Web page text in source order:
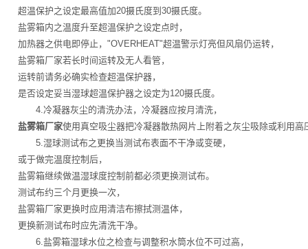
超温保护之设定最高值加20摄氏度到30摄氏度。
盐雾箱内之温度升至超温保护之设定点时，
加热器之供电即停止，"OVERHEAT"超温警示灯亮但风扇仍运转，
盐雾箱厂家若长时间运转及无人看管，
运转前请务必确实检查超温保护器，
是否设定妥当湿球超温保护器之设定为120摄氏度。
4.冷凝器灰尘的清洗办法，冷凝器应按月清洗，
盐雾箱厂家使用真空吸尘器把冷凝器散热网片上附着之灰尘吸除或利用高
5.湿球测试布之更换当测试布表面不干净或变硬，
或于做完温度控制后，
盐雾箱继续做温湿球度控制前都必须更换测试布。
测试布约三个月更换一次，
盐雾箱厂家更换时应用清洁布擦拭测温体，
更换新测试布时应先清洗干净。
6.盐雾箱湿球水位之检查与调整积水筒水位不可过高，